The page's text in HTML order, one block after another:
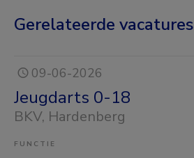
Gerelateerde vacatures
09-06-2026
Jeugdarts 0-18
BKV, Hardenberg
FUNCTIE